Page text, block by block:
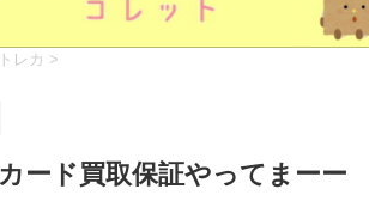
トレカ >
ード買取保証やってまーー